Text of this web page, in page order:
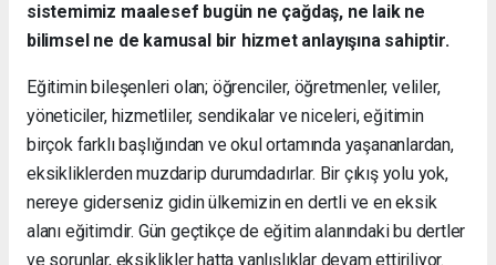
sistemimiz maalesef bugün ne çağdaş, ne laik ne
bilimsel ne de kamusal bir hizmet anlayışına sahiptir.
Eğitimin bileşenleri olan; öğrenciler, öğretmenler, veliler,
yöneticiler, hizmetliler, sendikalar ve niceleri, eğitimin
birçok farklı başlığından ve okul ortamında yaşananlardan,
eksikliklerden muzdarip durumdadırlar. Bir çıkış yolu yok,
nereye giderseniz gidin ülkemizin en dertli ve en eksik
alanı eğitimdir. Gün geçtikçe de eğitim alanındaki bu dertler
ve sorunlar, eksiklikler hatta yanlışlıklar devam ettiriliyor.